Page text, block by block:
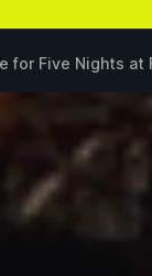
for Five Nights at